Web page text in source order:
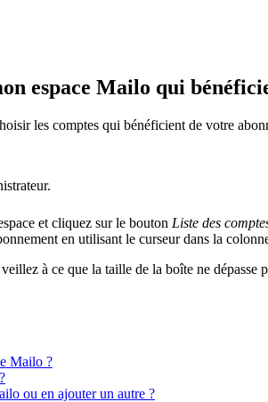
espace Mailo qui
les comptes qui bénéficient de votre
et cliquez sur le bouton Liste des
en utilisant le curseur dans la
à ce que la taille de la boîte ne dépasse
Mailo ?
ou en ajouter un autre ?